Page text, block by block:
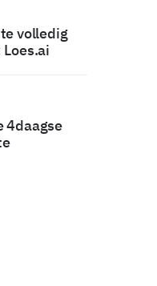
volledig
4daagse